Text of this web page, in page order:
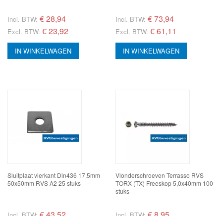
Incl. BTW: €28,94
Excl. BTW: € 23,92
IN WINKELWAGEN
Incl. BTW: €73,94
Excl. BTW: € 61,11
IN WINKELWAGEN
Sluitplaat vierkant Din436 17,5mm
50x50mm RVS A2 25 stuks
Vlonderschroeven Terrasso RVS
TORX (TX) Freeskop 5,0x40mm 100
stuks